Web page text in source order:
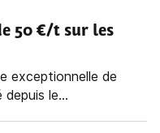
50 €/t sur les
exceptionnelle de
le...